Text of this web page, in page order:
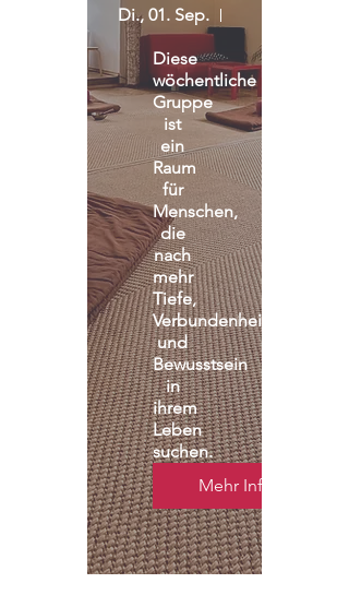
Di., 01. Sep.
Diese
wöchentliche
Gruppe
ist
ein
Raum
für
Menschen,
die
nach
mehr
Tiefe,
Verbundenheit
und
Bewusstsein
in
ihrem
Leben
suchen.
Mehr Infos